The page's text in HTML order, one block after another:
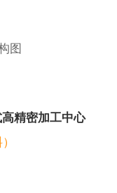
图
精密加工中心